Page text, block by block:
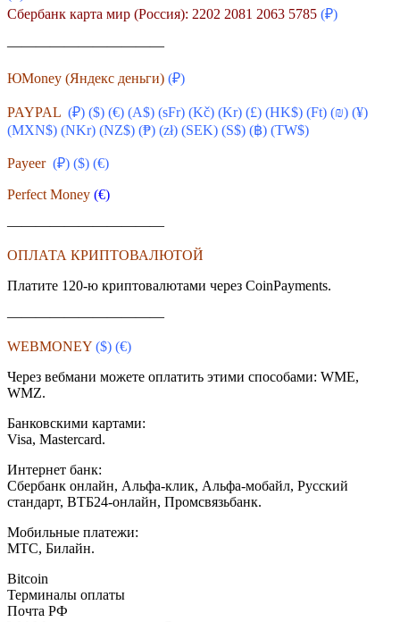
Сбербанк карта мир (Россия): 2202 2081 2063 5785 (₽)
———————————
ЮMoney (Яндекс деньги) (₽)
PAYPAL (₽) ($) (€) (A$) (sFr) (Kč) (Kr) (£) (HK$) (Ft) (₪) (¥)
(MXN$) (NKr) (NZ$) (₱) (zł) (SEK) (S$) (฿) (TW$)
Payeer (₽) ($) (€)
Perfect Money (€)
———————————
ОПЛАТА КРИПТОВАЛЮТОЙ
Платите 120-ю криптовалютами через CoinPayments.
———————————
WEBMONEY ($) (€)
Через вебмани можете оплатить этими способами: WME,
WMZ.
Банковскими картами:
Visa, Mastercard.
Интернет банк:
Сбербанк онлайн, Альфа-клик, Альфа-мобайл, Русский
стандарт, ВТБ24-онлайн, Промсвязьбанк.
Мобильные платежи:
МТС, Билайн.
Bitcoin
Терминалы оплаты
Почта РФ